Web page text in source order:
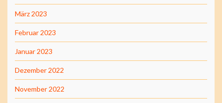
März 2023
Februar 2023
Januar 2023
Dezember 2022
November 2022